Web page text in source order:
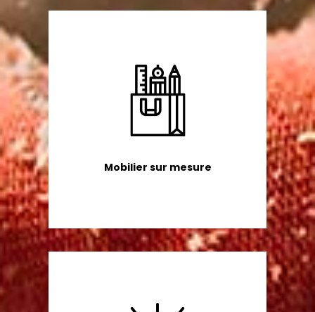
Mobilier sur mesure